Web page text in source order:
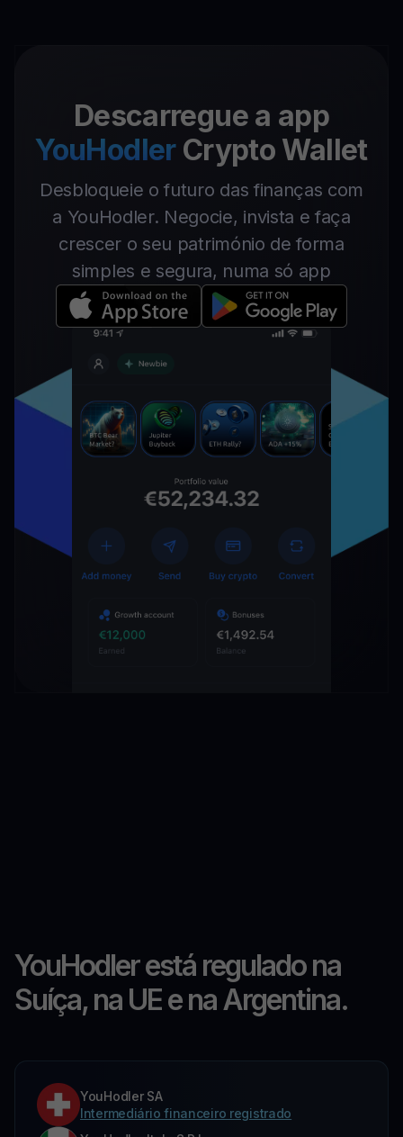
Descarregue a app
YouHodler Crypto Wallet
Desbloqueie o futuro das finanças com
a YouHodler. Negocie, invista e faça
crescer o seu património de forma
simples e segura, numa só app
YouHodler está regulado na
Suíça, na UE e na Argentina.
YouHodler SA
Intermediário financeiro registrado